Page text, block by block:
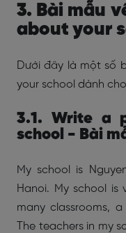
3. Bài mẫu
about your
Dưới đây là một số
your school dành
3.1. Write a
school - Bài
My school is
Hanoi. My school is
many classrooms,
The teachers in my